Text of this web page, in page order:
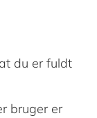
du er fuldt
bruger er